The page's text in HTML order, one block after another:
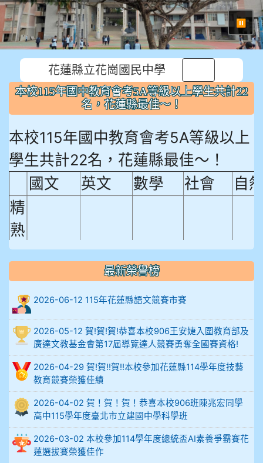
⏸
花蓮縣立花崗國民中學
本校115年國中教育會考5A等級以上學生共計22
名，花蓮縣最佳～！
本校115年國中教育會考5A等級以上
學生共計22名，花蓮縣最佳～！
國文
英文 數學 社會
自
精
熟
程
比
例
18.92%18.65%29.19%12.16%
906陳兆宏 5A10+ 作文5
912余 嘉 5A10+
914謝佩臻 5A10+
902蘇奕愷
903陳品帆
最新榮譽榜
2026-06-12 115年花蓮縣語文競賽市賽
2026-05-12 賀!賀!賀!恭喜本校906王安婕入圍教育部及
廣達文教基金會第17屆導覽達人競賽勇奪全國賽資格!
2026-04-29 賀!賀!!賀!!本校參加花蓮縣114學年度技藝
教育競賽榮獲佳績
2026-04-02 賀！賀！賀！恭喜本校906班陳兆宏同學
高中115學年度臺北市立建國中學科學班
2026-03-02 本校參加114學年度總統盃AI素養爭霸賽花
蓮選拔賽榮獲佳作